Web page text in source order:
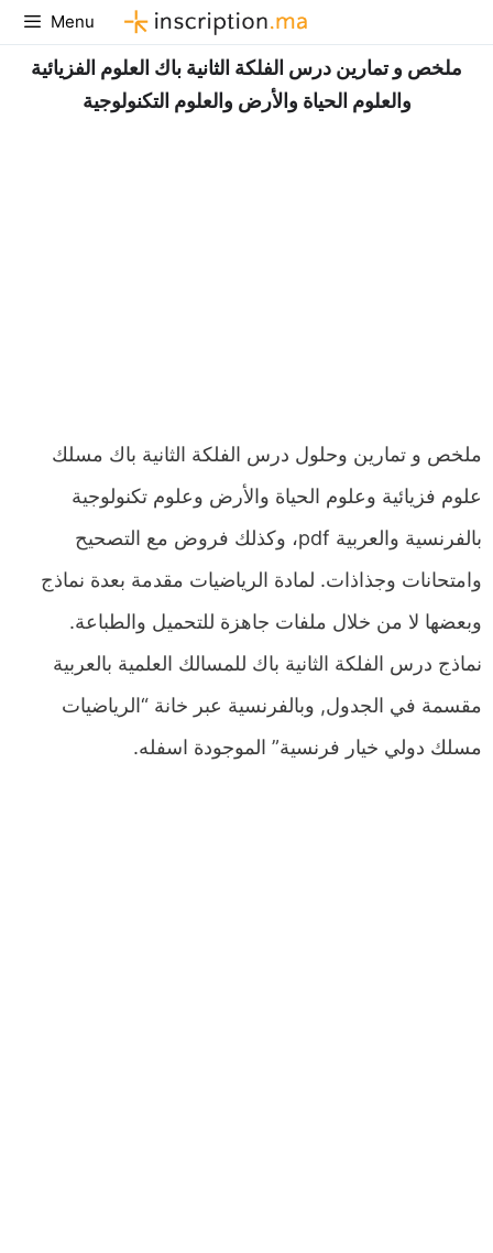
Aller
au
contenu
Menu
ملخص و تمارين درس الفلكة الثانية باك العلوم الفزيائية
والعلوم الحياة والأرض والعلوم التكنولوجية
ملخص و تمارين وحلول درس الفلكة الثانية باك مسلك
علوم فزيائية وعلوم الحياة والأرض وعلوم تكنولوجية
بالفرنسية والعربية pdf، وكذلك فروض مع التصحيح
وامتحانات وجذاذات. لمادة الرياضيات مقدمة بعدة نماذج
وبعضها لا من خلال ملفات جاهزة للتحميل والطباعة.
نماذج درس الفلكة الثانية باك للمسالك العلمية بالعربية
مقسمة في الجدول, وبالفرنسية عبر خانة “الرياضيات
مسلك دولي خيار فرنسية” الموجودة اسفله.